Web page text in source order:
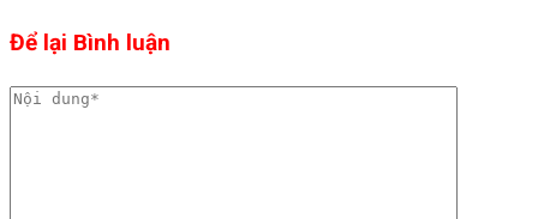
Để lại Bình luận